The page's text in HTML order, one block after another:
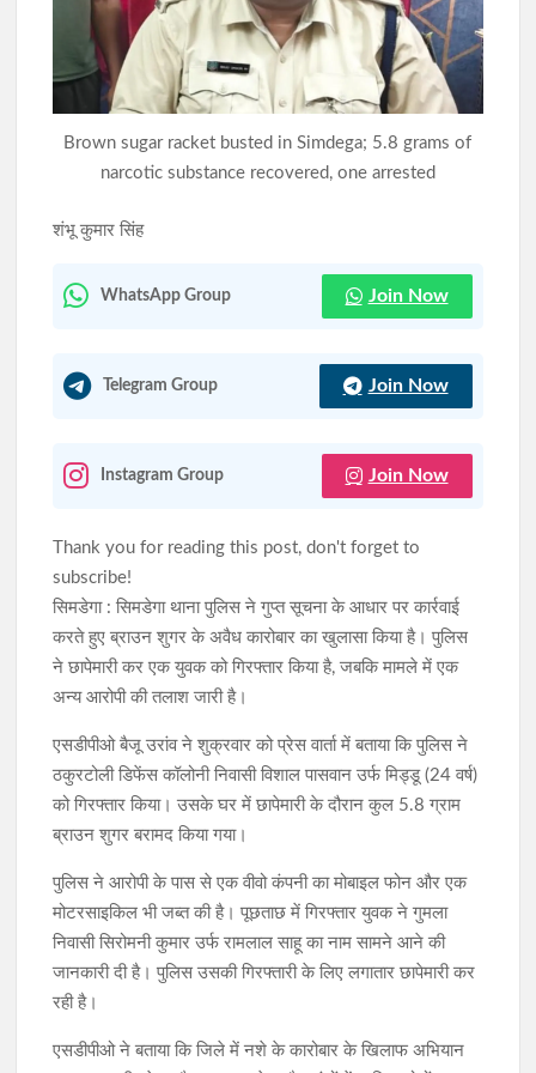
JPSC-JSSC आंदोलन को जयराम महतो का समर्थन, पुराने विधानसभा परिसर
में बैठे निर्जला उपवास पर
हरियाणा की शराब लदा ट्रेलर रामगढ़ में जब्त, 1236 बोतलें बरामद
Brown sugar racket busted in Simdega; 5.8 grams of
narcotic substance recovered, one arrested
शंभू कुमार सिंह
WhatsApp Group Join Now
Telegram Group Join Now
Instagram Group Join Now
Thank you for reading this post, don't forget to
subscribe!
सिमडेगा : सिमडेगा थाना पुलिस ने गुप्त सूचना के आधार पर कार्रवाई
करते हुए ब्राउन शुगर के अवैध कारोबार का खुलासा किया है। पुलिस
ने छापेमारी कर एक युवक को गिरफ्तार किया है, जबकि मामले में एक
अन्य आरोपी की तलाश जारी है।
एसडीपीओ बैजू उरांव ने शुक्रवार को प्रेस वार्ता में बताया कि पुलिस ने
ठकुरटोली डिफेंस कॉलोनी निवासी विशाल पासवान उर्फ मिड्डू (24 वर्ष)
को गिरफ्तार किया। उसके घर में छापेमारी के दौरान कुल 5.8 ग्राम
ब्राउन शुगर बरामद किया गया।
पुलिस ने आरोपी के पास से एक वीवो कंपनी का मोबाइल फोन और एक
मोटरसाइकिल भी जब्त की है। पूछताछ में गिरफ्तार युवक ने गुमला
निवासी सिरोमनी कुमार उर्फ रामलाल साहू का नाम सामने आने की
जानकारी दी है। पुलिस उसकी गिरफ्तारी के लिए लगातार छापेमारी कर
रही है।
एसडीपीओ ने बताया कि जिले में नशे के कारोबार के खिलाफ अभियान